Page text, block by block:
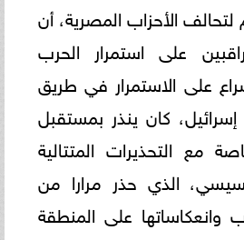
لتحالف الأحزاب المصرية، أن
على استمرار الحرب
على الاستمرار في طريق
إسرائيل، كان ينذر بمستقبل
مع التحذيرات المتتالية
الذي حذر مرارا من
وانعكاساتها على المنطقة